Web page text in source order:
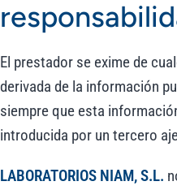
El prestador se exime de
derivada de la información
siempre que esta
introducida por un tercero
LABORATORIOS NIAM, S.L.